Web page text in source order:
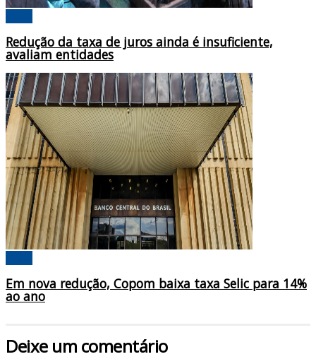
Redução da taxa de juros ainda é insuficiente,
avaliam entidades
Em nova redução, Copom baixa taxa Selic para 14%
ao ano
Deixe um comentário